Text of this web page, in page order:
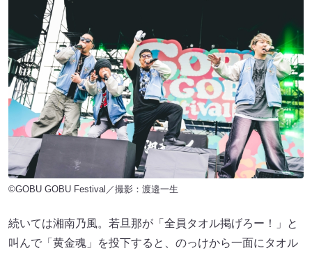
©GOBU GOBU Festival／撮影：渡邉一生
続いては湘南乃風。若旦那が「全員タオル掲げろー！」と
叫んで「黄金魂」を投下すると、のっけから一面にタオル